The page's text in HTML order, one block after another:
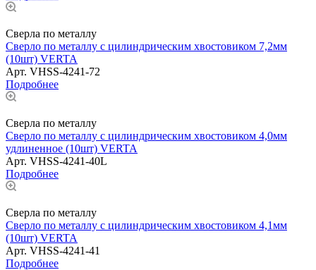
Сверла по металлу
Сверло по металлу с цилиндрическим хвостовиком 7,2мм
(10шт) VERTA
Арт. VHSS-4241-72
Подробнее
Сверла по металлу
Сверло по металлу с цилиндрическим хвостовиком 4,0мм
удлиненное (10шт) VERTA
Арт. VHSS-4241-40L
Подробнее
Сверла по металлу
Сверло по металлу с цилиндрическим хвостовиком 4,1мм
(10шт) VERTA
Арт. VHSS-4241-41
Подробнее